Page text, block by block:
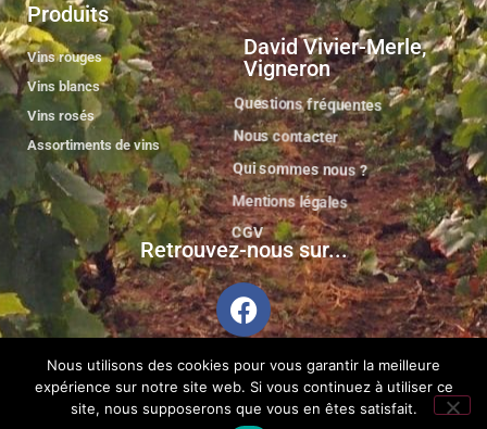
Produits
Vins rouges
Vins blancs
Vins rosés
Assortiments de vins
David Vivier-Merle,
Vigneron
Questions fréquentes
Nous contacter
Qui sommes nous ?
Mentions légales
CGV
Retrouvez-nous sur...
© 2020 - David Vivier-Merle Vigneron
Nous utilisons des cookies pour vous garantir la meilleure
expérience sur notre site web. Si vous continuez à utiliser ce
site, nous supposerons que vous en êtes satisfait.